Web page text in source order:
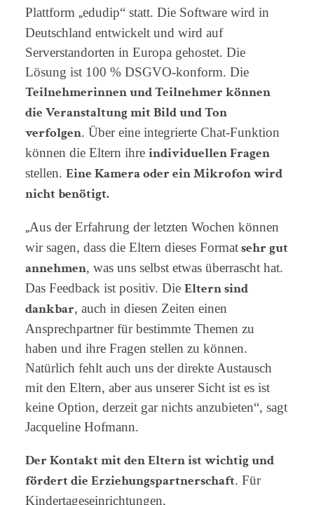
Plattform „edudip“ statt. Die Software wird in
Deutschland entwickelt und wird auf
Serverstandorten in Europa gehostet. Die
Lösung ist 100 % DSGVO-konform. Die
Teilnehmerinnen und Teilnehmer können
die Veranstaltung mit Bild und Ton
verfolgen. Über eine integrierte Chat-Funktion
können die Eltern ihre individuellen Fragen
stellen. Eine Kamera oder ein Mikrofon wird
nicht benötigt.
„Aus der Erfahrung der letzten Wochen können
wir sagen, dass die Eltern dieses Formatsehr gut
annehmen, was uns selbst etwas überrascht hat.
Das Feedback ist positiv. Die Eltern sind
dankbar, auch in diesen Zeiten einen
Ansprechpartner für bestimmte Themen zu
haben und ihre Fragen stellen zu können.
Natürlich fehlt auch uns der direkte Austausch
mit den Eltern, aber aus unserer Sicht ist es ist
keine Option, derzeit gar nichts anzubieten“, sagt
Jacqueline Hofmann.
Der Kontakt mit den Eltern ist wichtig und
fördert die Erziehungspartnerschaft. Für
Kindertageseinrichtungen,